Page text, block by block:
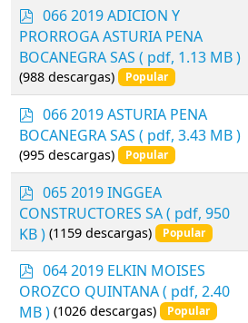
p
d
f
066 2019 ADICION Y
PRORROGA ASTURIA PENA
BOCANEGRA SAS ( pdf, 1.13 MB )
(988 descargas) Popular
p
d
f
066 2019 ASTURIA PENA
BOCANEGRA SAS ( pdf, 3.43 MB )
(995 descargas) Popular
p
d
f
065 2019 INGGEA
CONSTRUCTORES SA( pdf, 950
KB ) (1159 descargas) Popular
p
d
f
064 2019 ELKIN MOISES
OROZCO QUINTANA( pdf, 2.40
MB ) (1026 descargas) Popular